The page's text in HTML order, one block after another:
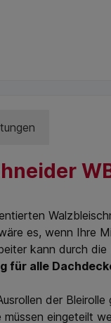
es, wenn Ihre
kann durch
für alle
der
eingeteilt